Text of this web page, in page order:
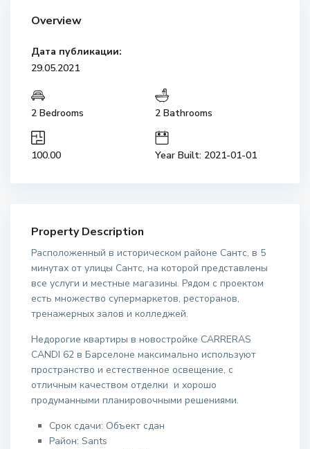
Overview
Дата публикации:
29.05.2021
2 Bedrooms 2 Bathrooms
100.00 Year Built: 2021-01-01
Property Description
Расположенный в историческом районе Сантс, в 5
минутах от улицы Сантс, на которой представлены
все услуги и местные магазины. Рядом с проектом
есть множество супермаркетов, ресторанов,
тренажерных залов и колледжей.
Недорогие квартиры в новостройке CARRERAS
CANDI 62 в Барселоне максимально используют
пространство и естественное освещение, с
отличным качеством отделки и хорошо
продуманными планировочными решениями.
Срок сдачи: Объект сдан
Район: Sants